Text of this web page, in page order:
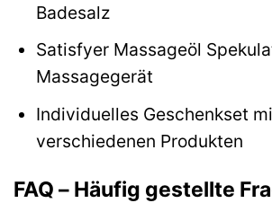
Badesalz
Satisfyer Massageöl
Massagegerät
Individuelles Geschenkset
verschiedenen Produkten
FAQ – Häufig gestellte